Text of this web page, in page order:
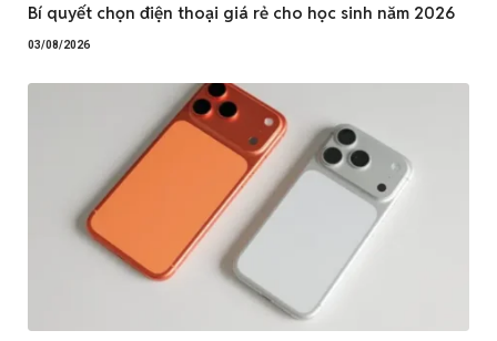
Bí quyết chọn điện thoại giá rẻ cho học sinh năm 2026
03/08/2026